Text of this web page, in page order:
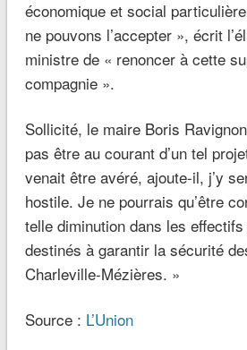
économique et social
ne pouvons l’accepter », écrit
ministre de « renoncer à cette
compagnie ».
Sollicité, le maire Boris
pas être au courant d’un tel
venait être avéré, ajoute-il, j’y
hostile. Je ne pourrais qu’être
telle diminution dans les
destinés à garantir la sécurité
Charleville-Mézières. »
Source : L’Union